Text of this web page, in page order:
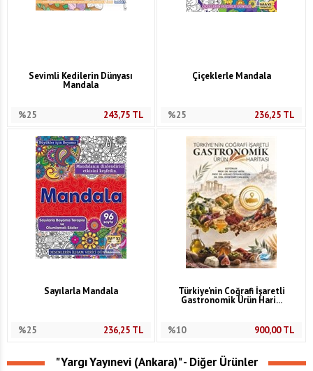
Sevimli Kedilerin Dünyası
Mandala
%25 243,75TL
Çiçeklerle Mandala
%25 236,25 TL
Sayılarla Mandala
%25 236,25TL
Türkiye'nin Coğrafi İşaretli
Gastronomik Ürün Hari...
%10 900,00TL
"Yargı Yayınevi (Ankara)" - Diğer Ürünler